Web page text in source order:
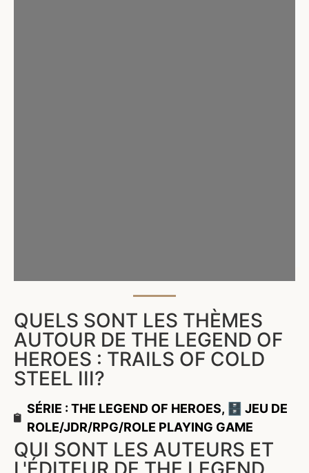
QUELS SONT LES THÈMES
AUTOUR DE THE LEGEND OF
HEROES : TRAILS OF COLD
STEEL III?
SÉRIE : THE LEGEND OF HEROES,
🗄️ JEU DE
ROLE/JDR/RPG/ROLE PLAYING GAME
QUI SONT LES AUTEURS ET